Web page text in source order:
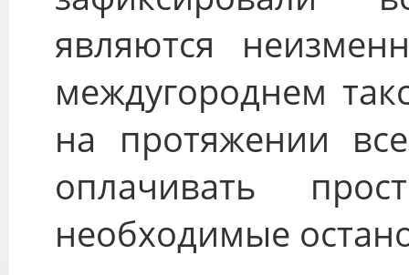
являются
междугороднем
на протяжении
оплачивать
необходимые